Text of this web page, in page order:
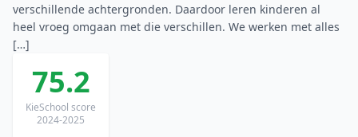
verschillende achtergronden. Daardoor leren kinderen al
heel vroeg omgaan met die verschillen. We werken met alles
[…]
75.2
KieSchool score
2024-2025